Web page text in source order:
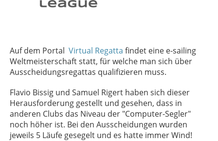
Auf dem Portal Virtual Regatta findet eine e-sailing
Weltmeisterschaft statt, für welche man sich über
Ausscheidungsregattas qualifizieren muss.
Flavio Bissig und Samuel Rigert haben sich dieser
Herausforderung gestellt und gesehen, dass in
anderen Clubs das Niveau der "Computer-Segler"
noch höher ist. Bei den Ausscheidungen wurden
jeweils 5 Läufe gesegelt und es hatte immer Wind!